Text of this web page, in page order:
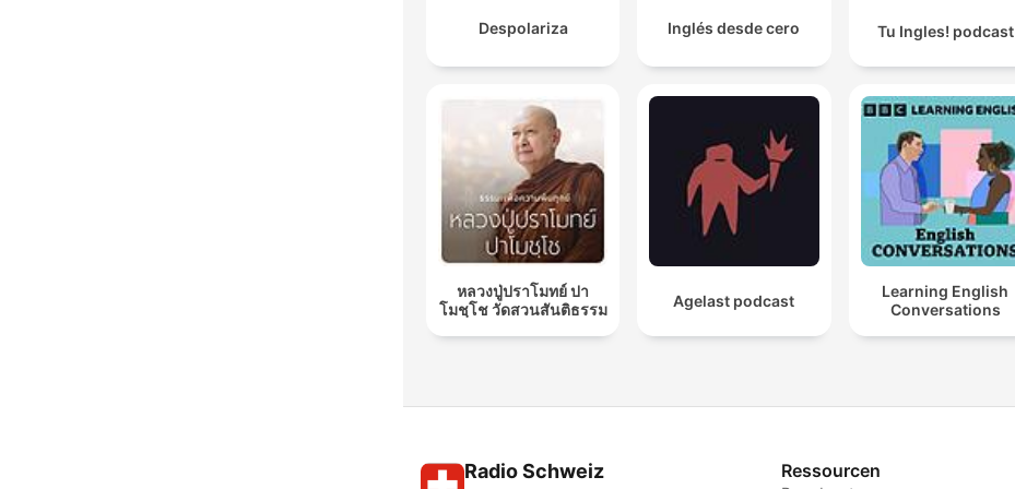
Despolariza Inglés desde cero Tu Ingles! podcast
หลวงปู่ปราโมทย์ ปา
โมชฺโช วัดสวนสันติธรรม
Agelast podcast
Learning English
Conversations
Radio Schweiz Ressourcen